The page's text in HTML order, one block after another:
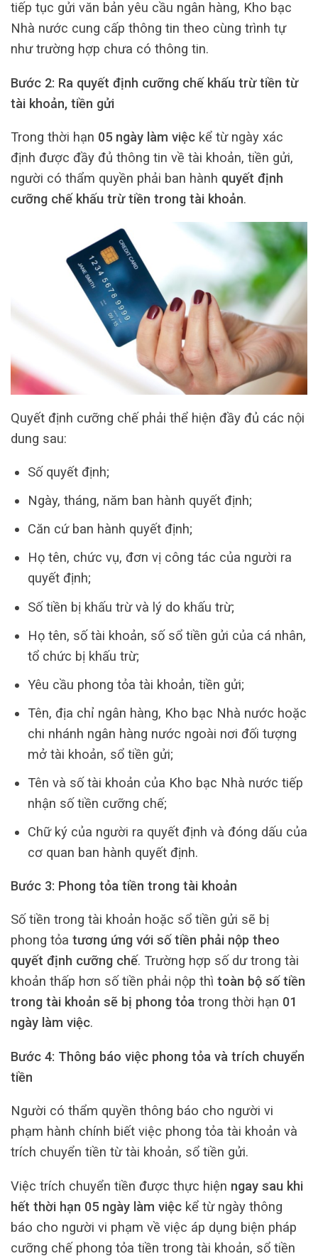
tiếp tục gửi văn bản yêu cầu ngân hàng, Kho bạc
Nhà nước cung cấp thông tin theo cùng trình tự
như trường hợp chưa có thông tin.
Bước 2: Ra quyết định cưỡng chế khấu trừ tiền từ
tài khoản, tiền gửi
Trong thời hạn 05 ngày làm việc kể từ ngày xác
định được đầy đủ thông tin về tài khoản, tiền gửi,
người có thẩm quyền phải ban hành quyết định
cưỡng chế khấu trừ tiền trong tài khoản.
Quyết định cưỡng chế phải thể hiện đầy đủ các nội
dung sau:
Số quyết định;
Ngày, tháng, năm ban hành quyết định;
Căn cứ ban hành quyết định;
Họ tên, chức vụ, đơn vị công tác của người ra
quyết định;
Số tiền bị khấu trừ và lý do khấu trừ;
Họ tên, số tài khoản, số sổ tiền gửi của cá nhân,
tổ chức bị khấu trừ;
Yêu cầu phong tỏa tài khoản, tiền gửi;
Tên, địa chỉ ngân hàng, Kho bạc Nhà nước hoặc
chi nhánh ngân hàng nước ngoài nơi đối tượng
mở tài khoản, sổ tiền gửi;
Tên và số tài khoản của Kho bạc Nhà nước tiếp
nhận số tiền cưỡng chế;
Chữ ký của người ra quyết định và đóng dấu của
cơ quan ban hành quyết định.
Bước 3: Phong tỏa tiền trong tài khoản
Số tiền trong tài khoản hoặc sổ tiền gửi sẽ bị
phong tỏa tương ứng với số tiền phải nộp theo
quyết định cưỡng chế. Trường hợp số dư trong tài
khoản thấp hơn số tiền phải nộp thì toàn bộ số tiền
trong tài khoản sẽ bị phong tỏa trong thời hạn 01
ngày làm việc.
Bước 4: Thông báo việc phong tỏa và trích chuyển
tiền
Người có thẩm quyền thông báo cho người vi
phạm hành chính biết việc phong tỏa tài khoản và
trích chuyển tiền từ tài khoản, sổ tiền gửi.
Việc trích chuyển tiền được thực hiện ngay sau khi
hết thời hạn 05 ngày làm việc kể từ ngày thông
báo cho người vi phạm về việc áp dụng biện pháp
cưỡng chế phong tỏa tiền trong tài khoản, sổ tiền